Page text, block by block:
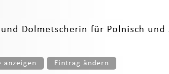
Dolmetscherin für Polnisch
anzeigen Eintrag ändern